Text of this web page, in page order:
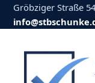
Gröbziger Straße